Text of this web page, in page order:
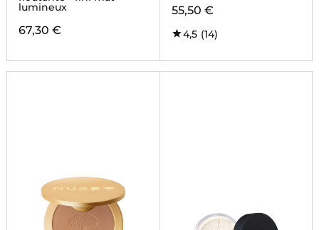
lumineux
67,30 €
55,50 €
4,5 (14)